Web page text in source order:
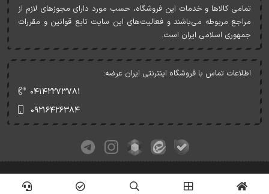
تمامی کالاها و خدمات اين فروشگاه، حسب مورد دارای مجوزهای لازم از
مراجع مربوطه می‌باشند و فعاليت‌های اين سايت تابع قوانين و مقررات
جمهوری اسلامی ايران است.
اطلاعات تماس با فروشگاه اینترنتی ایران عرضه:
۰۴۱۴۲۲۷۳۷۸۱
۰۹۲۱۶۴۲۶۳۸۴
کلیه حقوق این وبسایت متعلق به ایران عرضه می‌باشد.